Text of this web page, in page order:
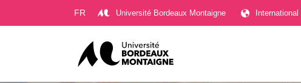
FR Université Bordeaux Montaigne International